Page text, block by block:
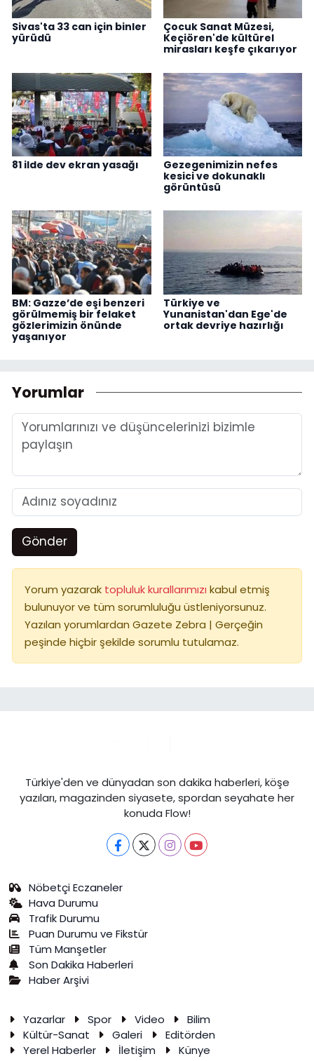
Sivas'ta 33 can için binler
yürüdü
Çocuk Sanat Müzesi,
Keçiören'de kültürel
mirasları keşfe çıkarıyor
81 ilde dev ekran yasağı
Gezegenimizin nefes
kesici ve dokunaklı
görüntüsü
BM: Gazze’de eşi benzeri
görülmemiş bir felaket
gözlerimizin önünde
yaşanıyor
Türkiye ve
Yunanistan'dan Ege'de
ortak devriye hazırlığı
Yorumlar
Gönder
Yorum yazarak topluluk kurallarımızı kabul etmiş
bulunuyor ve tüm sorumluluğu üstleniyorsunuz.
Yazılan yorumlardan Gazete Zebra | Gerçeğin
peşinde hiçbir şekilde sorumlu tutulamaz.
Türkiye'den ve dünyadan son dakika haberleri, köşe
yazıları, magazinden siyasete, spordan seyahate her
konuda Flow!
Nöbetçi Eczaneler
Hava Durumu
Trafik Durumu
Puan Durumu ve Fikstür
Tüm Manşetler
Son Dakika Haberleri
Haber Arşivi
Yazarlar Spor Video
Bilim
Kültür-Sanat
Galeri
Editörden
Yerel Haberler
İletişim Künye